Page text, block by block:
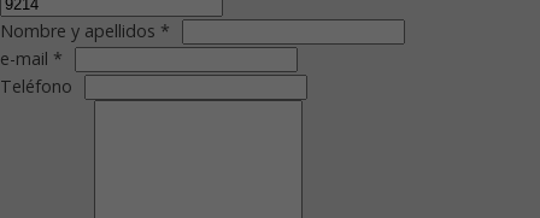
Nombre y apellidos *
e-mail *
Teléfono